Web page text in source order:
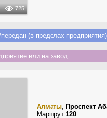
725
(в пределах предприятия)
или на завод
Алматы, Проспект
Маршрут 120